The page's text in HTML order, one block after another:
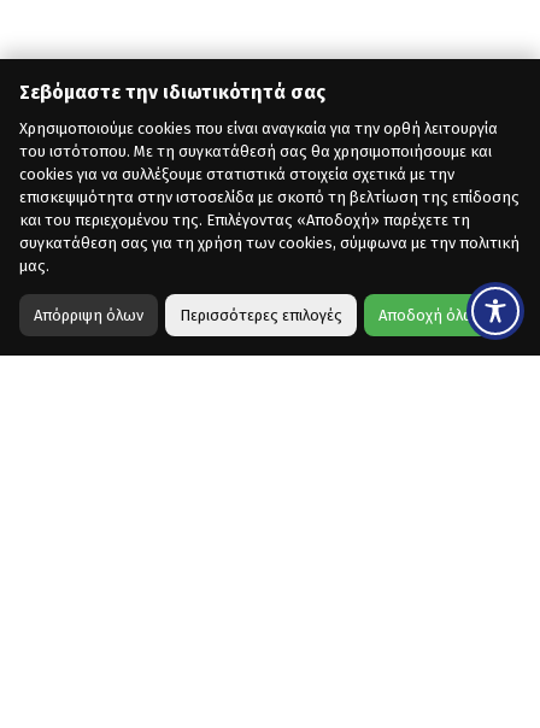
Σεβόμαστε την ιδιωτικότητά σας
Χρησιμοποιούμε cookies που είναι αναγκαία για την ορθή λειτουργία
του ιστότοπου. Με τη συγκατάθεσή σας θα χρησιμοποιήσουμε και
cookies για να συλλέξουμε στατιστικά στοιχεία σχετικά με την
επισκεψιμότητα στην ιστοσελίδα με σκοπό τη βελτίωση της επίδοσης
και του περιεχομένου της. Επιλέγοντας «Αποδοχή» παρέχετε τη
συγκατάθεση σας για τη χρήση των cookies, σύμφωνα με την πολιτική
μας.
Απόρριψη όλων Περισσότερες επιλογές Αποδοχή όλων